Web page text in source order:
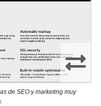
de SEO ymarketingmuy